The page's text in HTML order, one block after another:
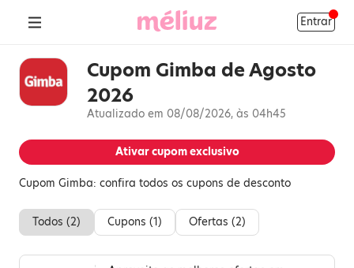
Entrar
Cupom Gimba de Agosto
2026
Atualizado em 08/08/2026, às 04h45
Ativar cupom exclusivo
Cupom Gimba: confira todos os cupons de desconto
Todos (2) Cupons (1) Ofertas (2)